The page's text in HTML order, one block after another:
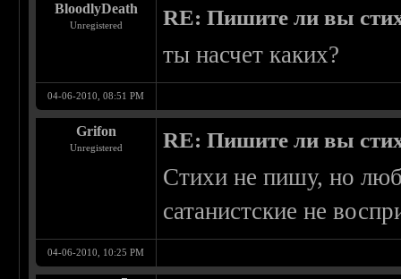
BloodlyDeath
Unregistered RE: Пишите ли вы
ты насчет каких?
04-06-2010, 08:51 PM
Grifon
Unregistered RE: Пишите ли вы
Стихи не пишу, но
сатанистские не
04-06-2010, 10:25 PM